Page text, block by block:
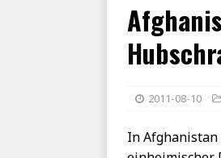
2011-08-10
In Afghanistan